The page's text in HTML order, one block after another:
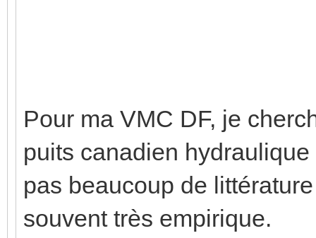
Pour ma VMC DF, je
puits canadien
pas beaucoup de
souvent très empirique.